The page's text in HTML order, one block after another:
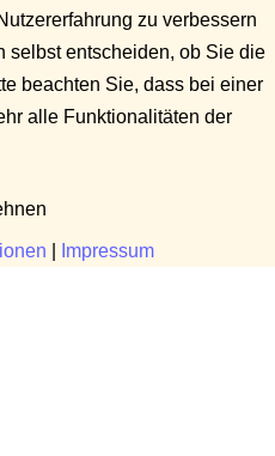
zu verbessern
selbst entscheiden, ob Sie die
beachten Sie, dass bei einer
alle Funktionalitäten der
Impressum